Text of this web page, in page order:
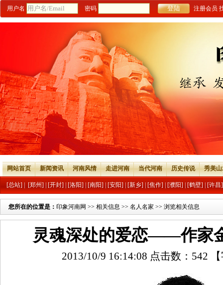
用户名 密码 注册会员
网站首页 新闻资讯 河南风情 走进河南 当代河南 历史传说 秀美
[总站] [郑州] [开封] [洛阳] [南阳] [安阳] [新乡] [焦作] [濮阳] [鹤壁] [许昌]
您所在的位置是： 印象河南网 >> 相关信息 >> 名人名家 >> 浏览相关信息
灵魂深处的爱恋——作家
2013/10/9 16:14:08 点击数： 542